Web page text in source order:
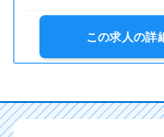
この求人の詳